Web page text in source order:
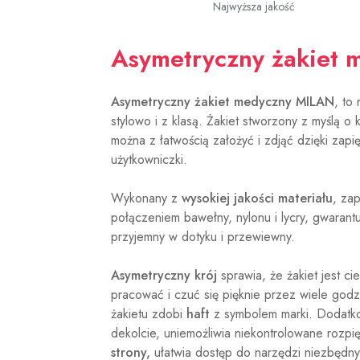
Najwyższa jakość
Asymetryczny żakiet
Asymetryczny żakiet medyczny MILAN, to
stylowo i z klasą. Żakiet stworzony z myślą
można z łatwością założyć i zdjąć dzięki
użytkowniczki.
Wykonany z wysokiej jakości materiału,
połączeniem bawełny, nylonu i lycry,
przyjemny w dotyku i przewiewny.
Asymetryczny krój sprawia, że żakiet jest
pracować i czuć się pięknie przez wiele
żakietu zdobi haft z symbolem marki.
dekolcie, uniemożliwia niekontrolowane
strony, ułatwia dostęp do narzędzi